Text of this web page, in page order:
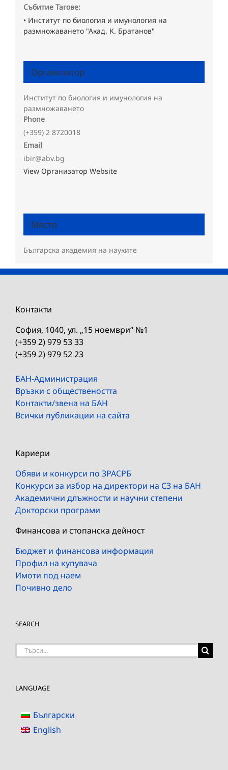
Събитие Тагове:
• Институт по биология и имунология на
размножаването "Акад. К. Братанов"
Организатор
Институт по биология и имунология на
размножаването
Phone
(+359) 2 8720018
Email
ibir@abv.bg
View Организатор Website
Място
Българска академия на науките
Контакти
София, 1040, ул. „15 ноември“ №1
(+359 2) 979 53 33
(+359 2) 979 52 23
БАН-Администрация
Връзки с обществеността
Контакти/звена на БАН
Всички публикации на сайта
Кариери
Обяви и конкурси по ЗРАСРБ
Конкурси за избор на директори на СЗ на БАН
Академични длъжности и научни степени
Докторски програми
Финансова и стопанска дейност
Бюджет и финансова информация
Профил на купувача
Имоти под наем
Почивно дело
SEARCH
Търсене
LANGUAGE
Български
English